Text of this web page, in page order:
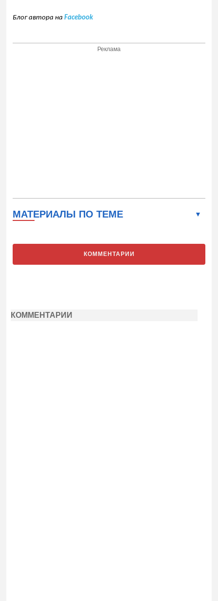
Блог автора наFacebook
Реклама
МАТЕРИАЛЫ ПО ТЕМЕ
КОММЕНТАРИИ
КОММЕНТАРИИ